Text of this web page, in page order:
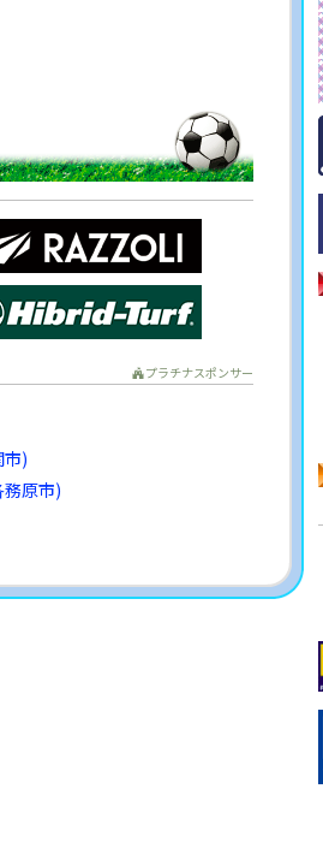
プラチナスポンサー
)
原市)